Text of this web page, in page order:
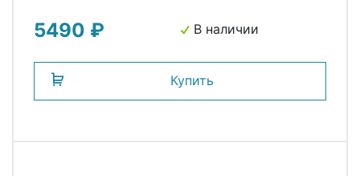
5490 ₽ В наличии
Купить